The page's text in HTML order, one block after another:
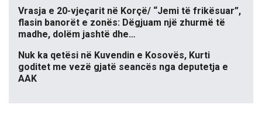
Vrasja e 20-vjeçarit në Korçë/ “Jemi të frikësuar”,
flasin banorët e zonës: Dëgjuam një zhurmë të
madhe, dolëm jashtë dhe…
Nuk ka qetësi në Kuvendin e Kosovës, Kurti
goditet me vezë gjatë seancës nga deputetja e
AAK